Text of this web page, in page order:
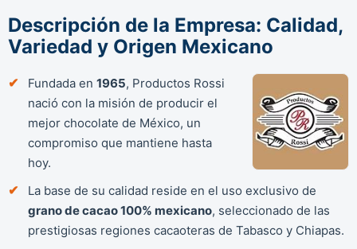
Descripción de la Empresa: Calidad,
Variedad y Origen Mexicano
Fundada en 1965, Productos Rossi
nació con la misión de producir el
mejor chocolate de México, un
compromiso que mantiene hasta
hoy.
La base de su calidad reside en el uso exclusivo de
grano de cacao 100% mexicano, seleccionado de las
prestigiosas regiones cacaoteras de Tabasco y Chiapas.